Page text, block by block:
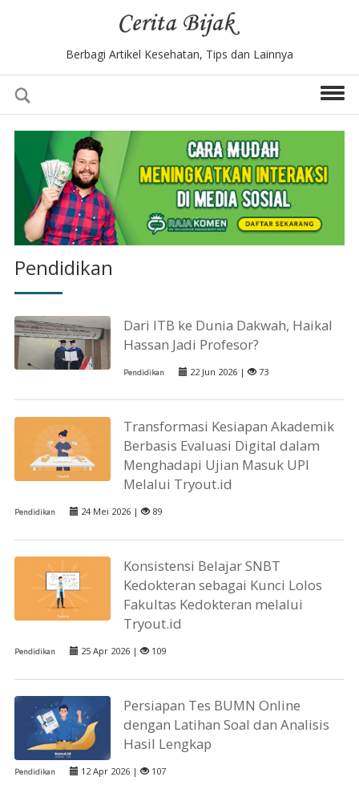
Berbagi Artikel Kesehatan, Tips dan Lainnya
Pendidikan
Dari ITB ke Dunia Dakwah, Haikal
Hassan Jadi Profesor?
Pendidikan 22 Jun 2026 | 73
Transformasi Kesiapan Akademik
Berbasis Evaluasi Digital dalam
Menghadapi Ujian Masuk UPI
Melalui Tryout.id
Pendidikan 24 Mei 2026 | 89
Konsistensi Belajar SNBT
Kedokteran sebagai Kunci Lolos
Fakultas Kedokteran melalui
Tryout.id
Pendidikan 25 Apr 2026 | 109
Persiapan Tes BUMN Online
dengan Latihan Soal dan Analisis
Hasil Lengkap
Pendidikan 12 Apr 2026 | 107